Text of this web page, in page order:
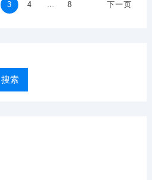
3 4 … 8 下一页
搜索